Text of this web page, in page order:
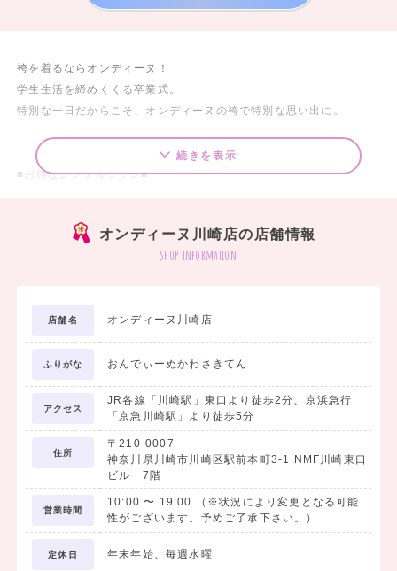
袴を着るならオンディーヌ！
学生生活を締めくくる卒業式。
特別な一日だからこそ、オンディーヌの袴で特別な思い出に。
■お得なレンタルプラン■
袴のご着用に必要なものが、まるっと揃ったセットです。
3. 長襦袢
4. 袴下
5. 重衿
6. 巾着
7. 草履
学生最後の思い出を記念写真に残したい方におすすめです。
＜プラン内容＞
続きを表示
オンディーヌ川崎店の店舗情報
shop information
店舗名 オンディーヌ川崎店
ふりがな おんでぃーぬかわさきてん
アクセス
JR各線「川崎駅」東口より徒歩2分、京浜急行
「京急川崎駅」より徒歩5分
住所
〒210-0007
神奈川県川崎市川崎区駅前本町3-1 NMF川崎東口
ビル 7階
営業時間
10:00 〜 19:00
（※状況により変更となる可能
性がございます。予めご了承下さい。）
定休日 年末年始、毎週水曜